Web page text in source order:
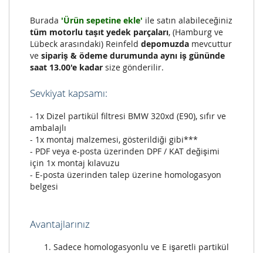
Burada 'Ürün sepetine ekle' ile satın alabileceğiniz
tüm motorlu taşıt yedek parçaları, (Hamburg ve
Lübeck arasındaki) Reinfeld depomuzda mevcuttur
ve sipariş & ödeme durumunda aynı iş gününde
saat 13.00'e kadar size gönderilir.
Sevkiyat kapsamı:
- 1x Dizel partikül filtresi BMW 320xd (E90), sıfır ve
ambalajlı
- 1x montaj malzemesi, gösterildiği gibi***
- PDF veya e-posta üzerinden DPF / KAT değişimi
için 1x montaj kılavuzu
- E-posta üzerinden talep üzerine homologasyon
belgesi
Avantajlarınız
Sadece homologasyonlu ve E işaretli partikül